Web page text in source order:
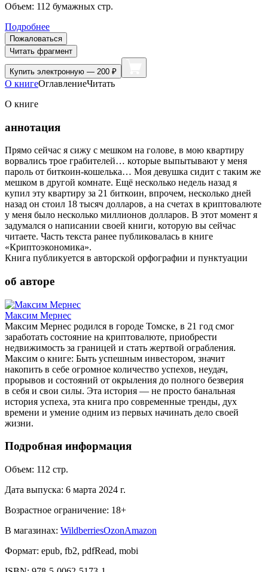
Объем: 112 бумажных стр.
Подробнее
Пожаловаться
Читать фрагмент
Купить электронную — 200 ₽
О книгеОглавлениеЧитать
О книге
аннотация
Прямо сейчас я сижу с мешком на голове, в мою квартиру
ворвались трое грабителей… которые выпытывают у меня
пароль от биткоин-кошелька… Моя девушка сидит с таким же
мешком в другой комнате. Ещё несколько недель назад я
купил эту квартиру за 21 биткоин, впрочем, несколько дней
назад он стоил 18 тысяч долларов, а на счетах в криптовалюте
у меня было несколько миллионов долларов. В этот момент я
задумался о написании своей книги, которую вы сейчас
читаете. Часть текста ранее публиковалась в книге
«Криптоэкономика».
Книга публикуется в авторской орфографии и пунктуации
об авторе
Максим Мернес
Максим Мернес родился в городе Томске, в 21 год смог
заработать состояние на криптовалюте, приобрести
недвижимость за границей и стать жертвой ограбления.
Максим о книге: Быть успешным инвестором, значит
накопить в себе огромное количество успехов, неудач,
прорывов и состояний от окрыления до полного безверия
в себя и свои силы. Эта история — не просто банальная
история успеха, эта книга про современные тренды, дух
времени и умение одним из первых начинать дело своей
жизни.
Подробная информация
Объем: 112 стр.
Дата выпуска: 6 марта 2024 г.
Возрастное ограничение: 18+
В магазинах: WildberriesOzonAmazon
Формат: epub, fb2, pdfRead, mobi